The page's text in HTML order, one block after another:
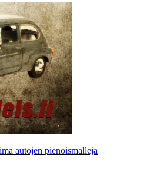
autojen pienoismalleja